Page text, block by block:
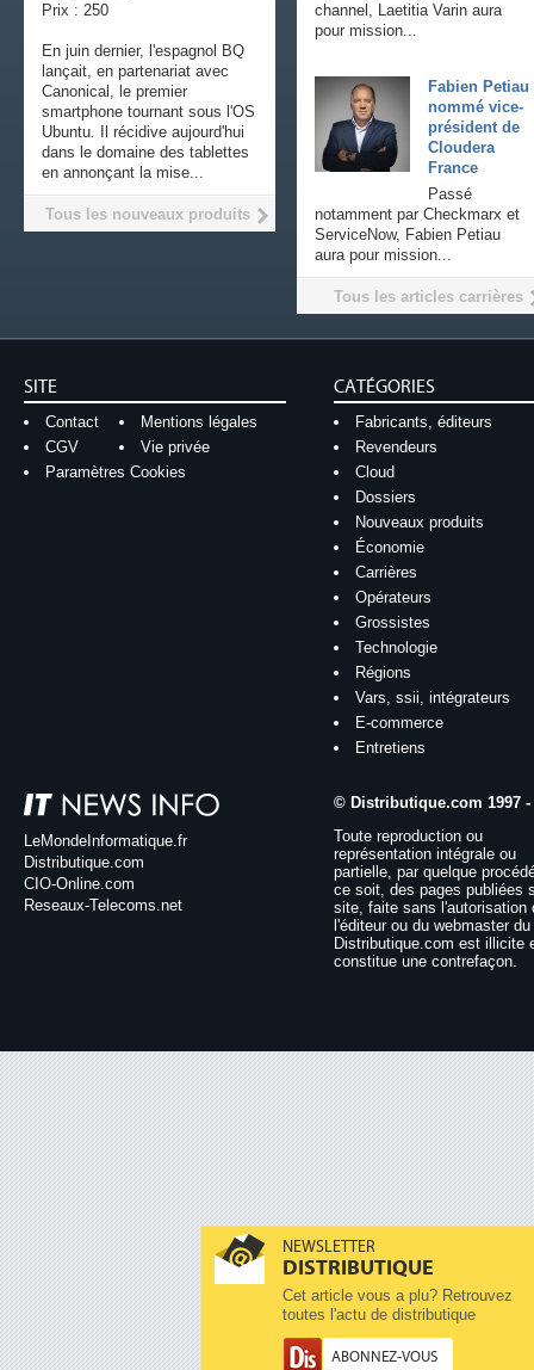
NEWSLETTER
DISTRIBUTIQUE
Cet article vous a plu? Retrouvez
toutes l'actu de distributique
ABONNEZ-VOUS
channel, Laetitia Varin aura
pour mission...
Fabien Petiau
nommé vice-
président de
Cloudera
France
Passé
notamment par Checkmarx et
ServiceNow, Fabien Petiau
aura pour mission...
Tous les articles carrières
Prix : 250
En juin dernier, l'espagnol BQ
lançait, en partenariat avec
Canonical, le premier
smartphone tournant sous l'OS
Ubuntu. Il récidive aujourd'hui
dans le domaine des tablettes
en annonçant la mise...
Tous les nouveaux produits
SITE
Contact
Mentions légales
CGV
Vie privée
Paramètres Cookies
CATÉGORIES
Fabricants, éditeurs
Revendeurs
Cloud
Dossiers
Nouveaux produits
Économie
Carrières
Opérateurs
Grossistes
Technologie
Régions
Vars, ssii, intégrateurs
E-commerce
Entretiens
LeMondeInformatique.fr
Distributique.com
CIO-Online.com
Reseaux-Telecoms.net
© Distributique.com 1997 -
Toute reproduction ou
représentation intégrale ou
partielle, par quelque
ce soit, des pages publiées
site, faite sans l'autorisation
l'éditeur ou du webmaster
Distributique.com est illicite
constitue une contrefaçon.